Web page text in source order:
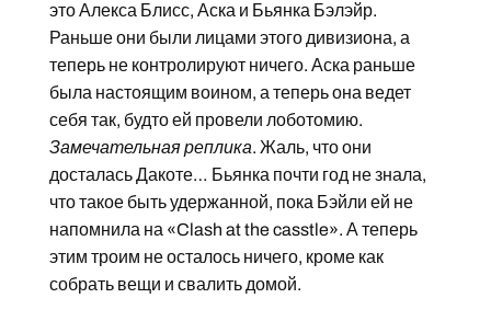
это Алекса Блисс, Аска и Бьянка Бэлэйр.
Раньше они были лицами этого дивизиона, а
теперь не контролируют ничего. Аска раньше
была настоящим воином, а теперь она ведет
себя так, будто ей провели лоботомию.
Замечательная реплика. Жаль, что они
досталась Дакоте… Бьянка почти год не знала,
что такое быть удержанной, пока Бэйли ей не
напомнила на «Clash at the casstle». А теперь
этим троим не осталось ничего, кроме как
собрать вещи и свалить домой.